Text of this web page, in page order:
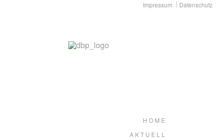
Impressum Datenschutz
HOME
AKTUELL